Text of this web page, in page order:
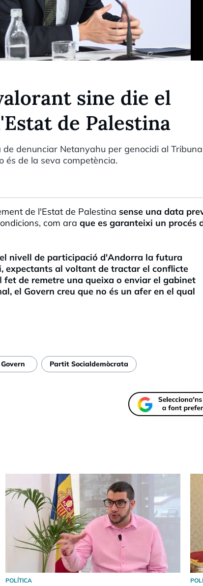
sine die el
de Palestina
denunciar Netanyahu per genocidi al
és de la seva competència.
de l'Estat de Palestina sense una data
com ara que es garanteixi un procés
nivell de participació d'Andorra la futura
expectants al voltant de tractar el conflicte
de remetre una queixa o enviar el gabinet
el Govern creu que no és un afer en el qual
Govern Partit Socialdemòcrata
POLÍTICA